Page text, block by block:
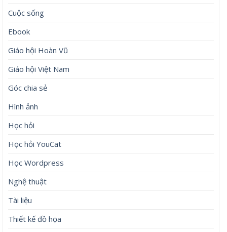
Cuộc sống
Ebook
Giáo hội Hoàn Vũ
Giáo hội Việt Nam
Góc chia sẻ
Hình ảnh
Học hỏi
Học hỏi YouCat
Học Wordpress
Nghệ thuật
Tài liệu
Thiết kế đồ họa